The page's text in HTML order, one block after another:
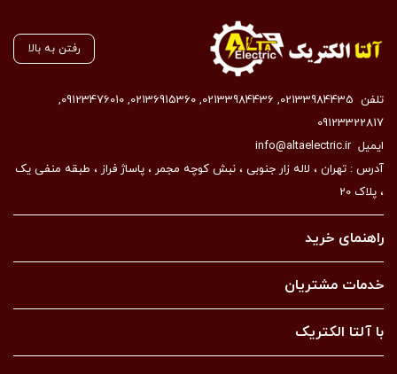
رفتن به بالا
تلفن 02133984435
,
02133984436
,
02136915360
,
09123476010
,
09123322817
ایمیلinfo@altaelectric.ir
آدرس : تهران ، لاله زار جنوبی ، نبش کوچه مجمر ، پاساژ فراز ، طبقه منفی یک
، پلاک 20
راهنمای خرید
خدمات مشتریان
با آلتا الکتریک